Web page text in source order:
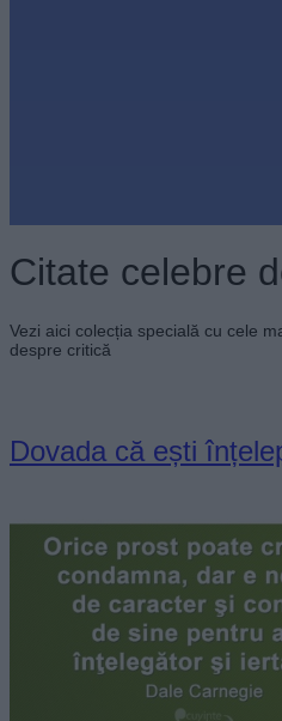
Citate celebre
Vezi aici colecția specială cu cele
despre critică
Dovada că ești